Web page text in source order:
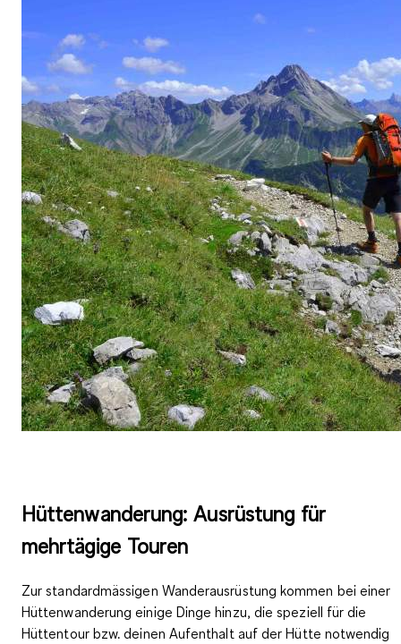
Hüttenwanderung: Ausrüstung für
mehrtägige Touren
Zur standardmässigen Wanderausrüstung kommen bei einer
Hüttenwanderung einige Dinge hinzu, die speziell für die
Hüttentour bzw. deinen Aufenthalt auf der Hütte notwendig